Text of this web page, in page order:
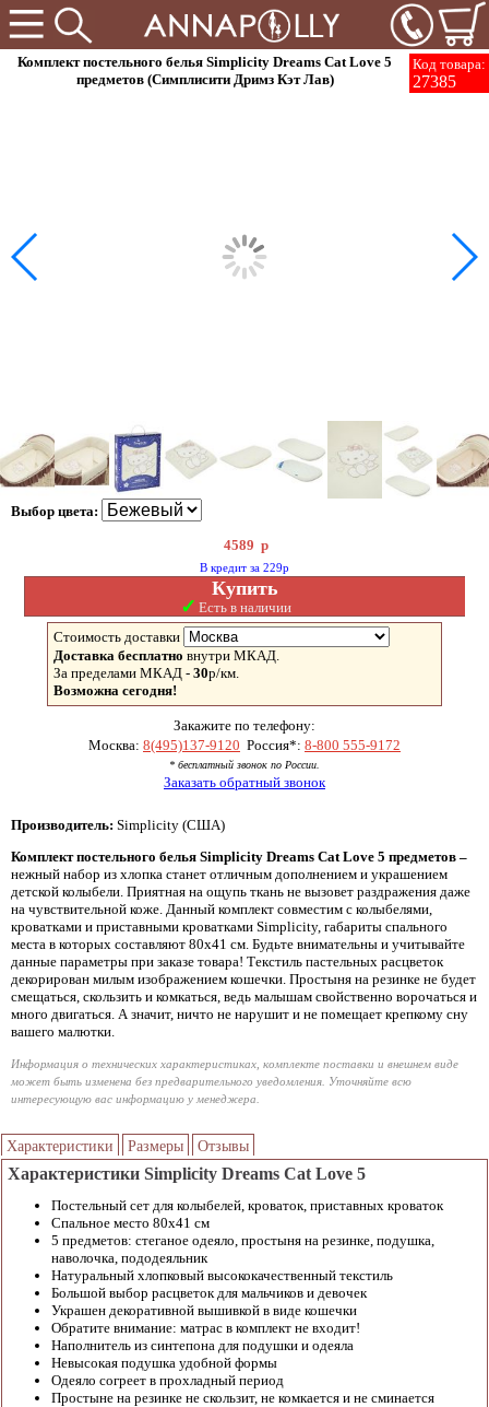
Код товара:
27385
Комплект постельного белья Simplicity Dreams Cat Love 5
предметов (Симплисити Дримз Кэт Лав)
Выбор цвета:
4589 р
В кредит за 229р
Купить
✓ Есть в наличии
Стоимость доставки
Доставка бесплатно внутри МКАД.
За пределами МКАД - 30р/км.
Возможна сегодня!
Закажите по телефону:
Москва: 8(495)137-9120 Россия*: 8-800 555-9172
* бесплатный звонок по России.
Заказать обратный звонок
Производитель: Simplicity (США)
Комплект постельного белья Simplicity Dreams Cat Love 5 предметов –
нежный набор из хлопка станет отличным дополнением и украшением
детской колыбели. Приятная на ощупь ткань не вызовет раздражения даже
на чувствительной коже. Данный комплект совместим с колыбелями,
кроватками и приставными кроватками Simplicity, габариты спального
места в которых составляют 80х41 см. Будьте внимательны и учитывайте
данные параметры при заказе товара! Текстиль пастельных расцветок
декорирован милым изображением кошечки. Простыня на резинке не будет
смещаться, скользить и комкаться, ведь малышам свойственно ворочаться и
много двигаться. А значит, ничто не нарушит и не помещает крепкому сну
вашего малютки.
Информация о технических характеристиках, комплекте поставки и внешнем виде
может быть изменена без предварительного уведомления. Уточняйте всю
интересующую вас информацию у менеджера.
Характеристики Размеры Отзывы
Характеристики Simplicity Dreams Cat Love 5
Постельный сет для колыбелей, кроваток, приставных кроваток
Спальное место 80х41 см
5 предметов: стеганое одеяло, простыня на резинке, подушка,
наволочка, пододеяльник
Натуральный хлопковый высококачественный текстиль
Большой выбор расцветок для мальчиков и девочек
Украшен декоративной вышивкой в виде кошечки
Обратите внимание: матрас в комплект не входит!
Наполнитель из синтепона для подушки и одеяла
Невысокая подушка удобной формы
Одеяло согреет в прохладный период
Простыне на резинке не скользит, не комкается и не сминается